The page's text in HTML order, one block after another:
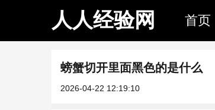
人人经验网 首页
螃蟹切开里面黑色的是什么
2026-04-22 12:19:10